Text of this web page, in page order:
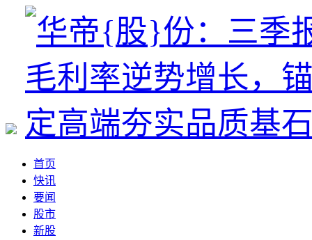
首页
快讯
要闻
股市
新股